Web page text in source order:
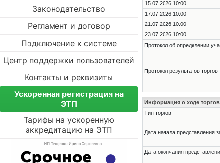
Законодательство
Регламент и договор
Подключение к системе
Центр поддержки пользователей
Контакты и реквизиты
Ускоренная регистрация на
ЭТП
Тарифы на ускоренную
аккредитацию на ЭТП
15.07.2026 10:00
17.07.2026 10:00
21.07.2026 10:00
23.07.2026 10:00
Протокол об определении
Протокол результатов торгов
Информация о ходе торгов
Тип торгов
Дата начала представления
Дата окончания